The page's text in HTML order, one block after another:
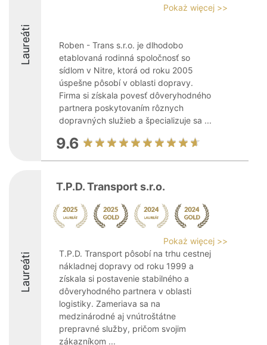
Laureáti
Pokaż więcej >>
Roben - Trans s.r.o. je dlhodobo
etablovaná rodinná spoločnosť so
sídlom v Nitre, ktorá od roku 2005
úspešne pôsobí v oblasti dopravy.
Firma si získala povesť dôveryhodného
partnera poskytovaním rôznych
dopravných služieb a špecializuje sa ...
9.6
Laureáti
T.P.D. Transport s.r.o.
Pokaż więcej >>
T.P.D. Transport pôsobí na trhu cestnej
nákladnej dopravy od roku 1999 a
získala si postavenie stabilného a
dôveryhodného partnera v oblasti
logistiky. Zameriava sa na
medzinárodné aj vnútroštátne
prepravné služby, pričom svojim
zákazníkom ...